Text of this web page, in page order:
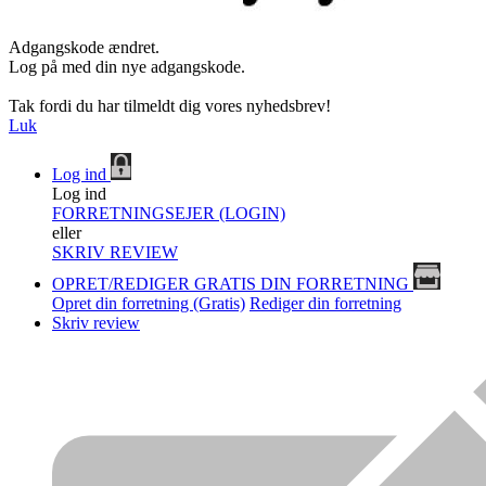
Adgangskode ændret.
Log på med din nye adgangskode.
Tak fordi du har tilmeldt dig vores nyhedsbrev!
Luk
Log ind
Log ind
FORRETNINGSEJER (LOGIN)
eller
SKRIV REVIEW
OPRET/REDIGER GRATIS DIN FORRETNING
Opret din forretning (Gratis) Rediger din forretning
Skriv review